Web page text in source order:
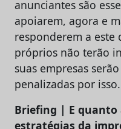
anunciantes são
apoiarem, agora e
responderem a este
próprios não terão
suas empresas
penalizadas por isso.
Briefing | E quanto
estratégias da